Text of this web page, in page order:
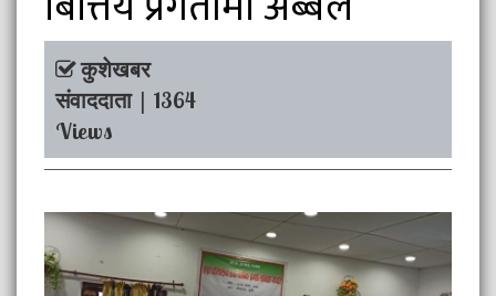
कुशेखबर
संवाददाता | 1364
Views